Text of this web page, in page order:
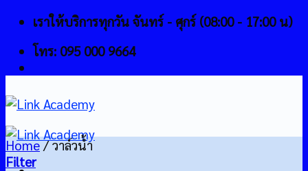
Skip
content
เราให้บริการทุกวัน จันทร์ - ศุกร์ (08:00 - 17:00 น)
โทร: 095 000 9664
Home /วาล์วน้ำ
Filter